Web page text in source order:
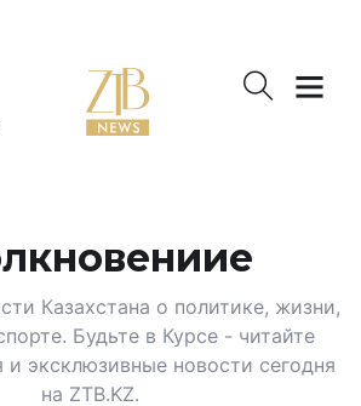
Казахстана о политике, жизни,
Будьте в Курсе - читайте
эксклюзивные новости сегодня
на ZTB.KZ.